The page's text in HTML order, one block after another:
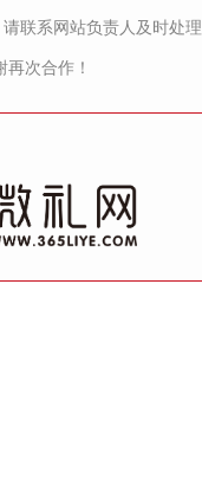
联系网站负责人及时处理
再次合作！